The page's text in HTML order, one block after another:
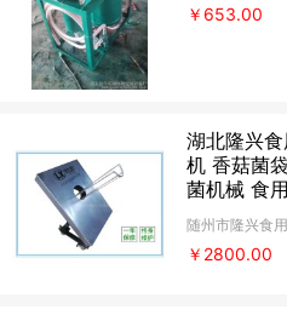
￥653.00
湖北隆兴
机 香菇菌
菌机械 食
随州市隆兴食
￥2800.00